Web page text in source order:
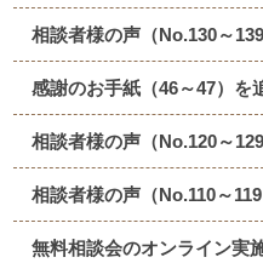
相談者様の声（No.130～
感謝のお手紙（46～47）を
相談者様の声（No.120～
相談者様の声（No.110～
無料相談会のオンライン実